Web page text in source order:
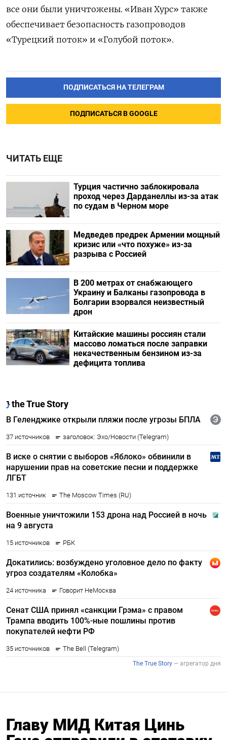
все они были уничтожены. «Иван Хурс» также
обеспечивает безопасность газопроводов
«Турецкий поток» и «Голубой поток».
ПОДПИСАТЬСЯ НА ТЕЛЕГРАМ
ПОДПИСАТЬСЯ В GOOGLE
ЧИТАТЬ ЕЩЕ
Турция частично заблокировала
проход через Дарданеллы из-за атак
по судам в Черном море
Медведев предрек Армении мощный
кризис или «что похуже» из-за
разрыва с Россией
В 200 метрах от снабжающего
Украину и Балканы газопровода в
Болгарии взорвался неизвестный
дрон
Китайские машины россиян стали
массово ломаться после заправки
некачественным бензином из-за
дефицита топлива
Главу МИД Китая Цинь